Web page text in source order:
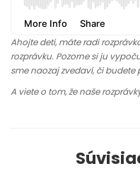
Ahojte deti, máte radi
rozprávku. Pozorne si ju
sme naozaj zvedaví, či
A viete o tom, že naše